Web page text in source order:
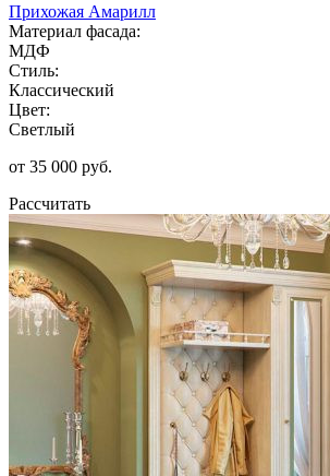
Прихожая Амарилл
Материал фасада:
МДФ
Стиль:
Классический
Цвет:
Светлый
от 35 000 руб.
Рассчитать